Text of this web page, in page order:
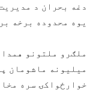
دغه بحران د
یوه محدوده برخه
میلیونه ماشومان
خوارځواکۍ سره